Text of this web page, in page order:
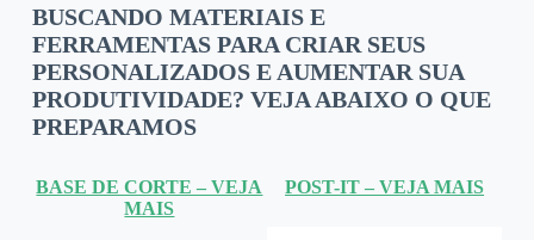
BUSCANDO MATERIAIS E
FERRAMENTAS PARA CRIAR SEUS
PERSONALIZADOS E AUMENTAR SUA
PRODUTIVIDADE? VEJA ABAIXO O QUE
PREPARAMOS
BASE DE CORTE – VEJA
MAIS
POST-IT – VEJA MAIS